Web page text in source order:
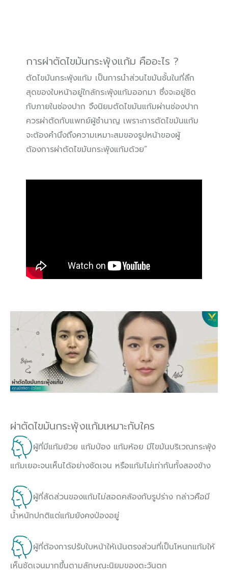
การผ่าตัดไขมันกระพุ้งแก้ม คืออะไร ?
ตัดไขมันกระพุ้งแก้ม เป็นการนำส่วนไขมันชั้นในที่ลึก
สุดของใบหน้าอยู่ใกล้กระพุ้งแก้มออกมา ซึ่งจะอยู่ชิด
กับภายในช่องปาก จึงนิยมตัดไขมันแก้มผ่านช่องปาก
ควรผ่าตัดกับแพทย์ผู้ชำนาญ เพราะการตัดไขมันแก้ม
จะต้องคำนึงถึงความเหมาะสมของรูปหน้าของผู้
ต้องการผ่าตัดไขมันกระพุ้งแก้มด้วย”
ผ่าตัดไขมันกระพุ้งแก้มเหมาะกับใคร
ผู้ที่มีแก้มย้วย แก้มป่อง แก้มห้อย มีไขมันบริเวณกระพุ้ง
แก้มเยอะจนเห็นได้อย่างชัดเจน หรือแก้มไม่เท่ากันทั้งสองข้าง
ผู้ที่สัดส่วนของแก้มไม่สอดคล้องกับรูปร่าง กล่าวคือมี
น้ำหนักปกติแต่แก้มยังคงป่องอยู่
ผู้ที่ต้องการปรับใบหน้าให้เน้นตรงส่วนที่เป็นโหนกแก้มให้
เห็นชัดเจนมากขึ้นตามลักษณะนิยมของตะวันตก